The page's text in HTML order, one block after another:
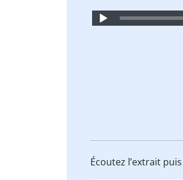
Audio
Écoutez l’extrait